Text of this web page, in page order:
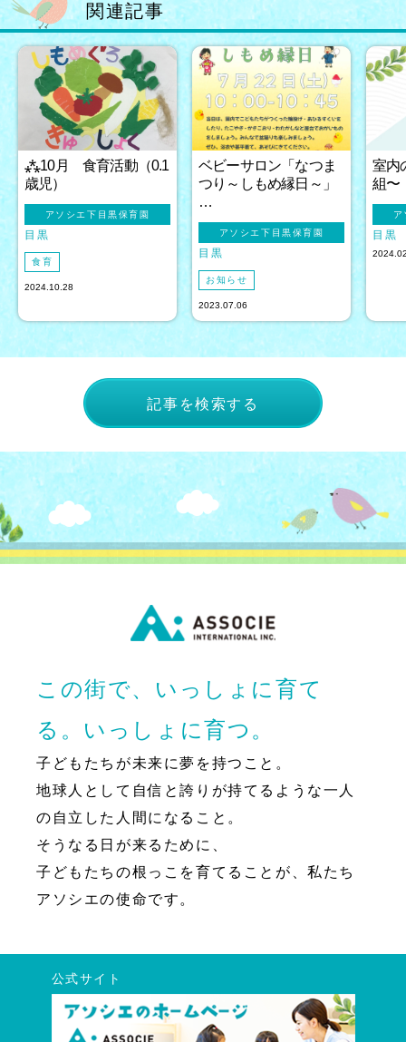
関連記事
⁂10月 食育活動（0.1
歳児）
アソシエ下目黒保育園
目黒
食育
2024.10.28
ベビーサロン「なつま
つり～しもめ縁日～」
…
アソシエ下目黒保育園
目黒
お知らせ
2023.07.06
室内
組〜
ア
目黒
記事を検索する
この街で、いっしょに育て
る。いっしょに育つ。
子どもたちが未来に夢を持つこと。
地球人として自信と誇りが持てるような一人
の自立した人間になること。
そうなる日が来るために、
子どもたちの根っこを育てることが、私たち
アソシエの使命です。
公式サイト